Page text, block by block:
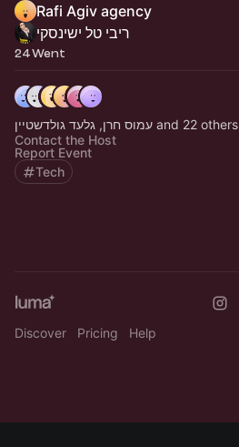
Rafi Agiv agency
ריבי טל ישינסקי
24 Went
עמוס חרן, גלעד גולדשטיין and 22 others
Contact the Host
Report Event
Tech
Discover Pricing Help